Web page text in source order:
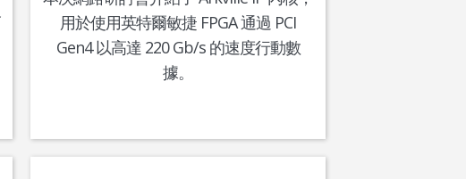
用於使用英特爾敏捷 FPGA 通過 PCI
Gen4 以高達 220 Gb/s 的速度行動數
據。